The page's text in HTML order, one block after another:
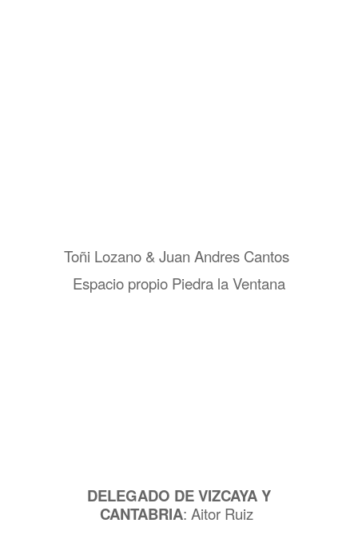
Toñi Lozano & Juan Andres Cantos
Espacio propio Piedra la Ventana
DELEGADO DE VIZCAYA Y
CANTABRIA: Aitor Ruiz